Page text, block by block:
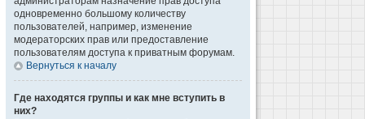
одновременно большому количеству
пользователей, например, изменение
модераторских прав или предоставление
пользователям доступа к приватным форумам.
Вернуться к началу
Где находятся группы и как мне вступить в
них?